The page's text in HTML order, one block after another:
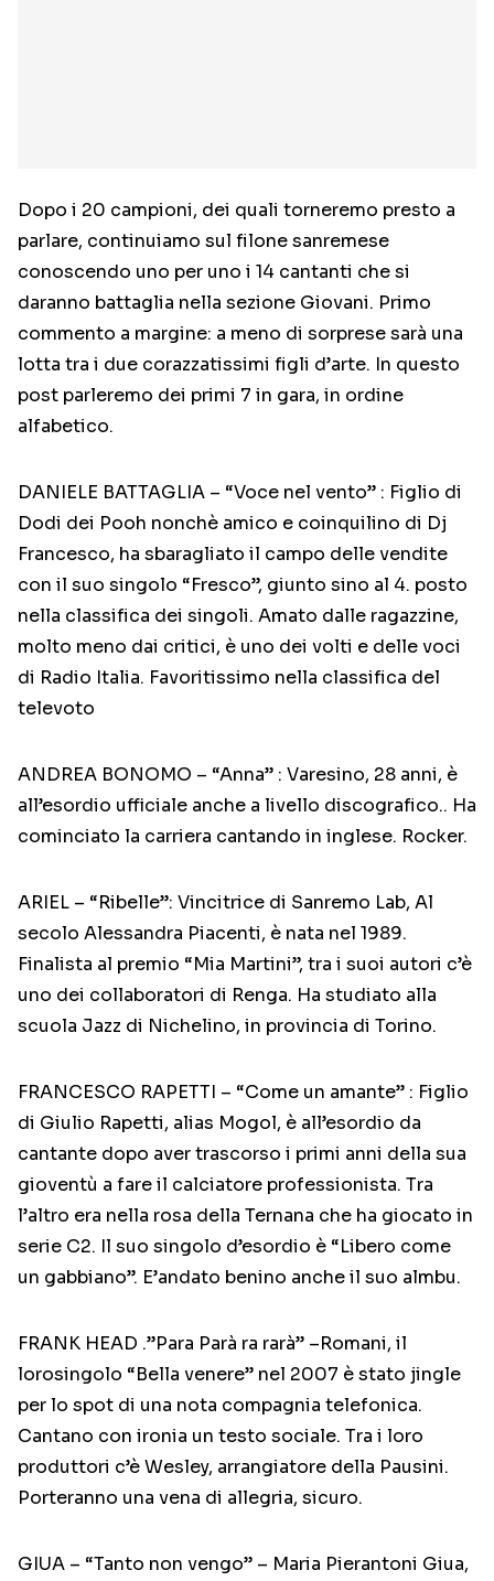
Dopo i 20 campioni, dei quali torneremo presto a
parlare, continuiamo sul filone sanremese
conoscendo uno per uno i 14 cantanti che si
daranno battaglia nella sezione Giovani. Primo
commento a margine: a meno di sorprese sarà una
lotta tra i due corazzatissimi figli d’arte. In questo
post parleremo dei primi 7 in gara, in ordine
alfabetico.
DANIELE BATTAGLIA – “Voce nel vento” : Figlio di
Dodi dei Pooh nonchè amico e coinquilino di Dj
Francesco, ha sbaragliato il campo delle vendite
con il suo singolo “Fresco”, giunto sino al 4. posto
nella classifica dei singoli. Amato dalle ragazzine,
molto meno dai critici, è uno dei volti e delle voci
di Radio Italia. Favoritissimo nella classifica del
televoto
ANDREA BONOMO – “Anna” : Varesino, 28 anni, è
all’esordio ufficiale anche a livello discografico.. Ha
cominciato la carriera cantando in inglese. Rocker.
ARIEL – “Ribelle”: Vincitrice di Sanremo Lab, Al
secolo Alessandra Piacenti, è nata nel 1989.
Finalista al premio “Mia Martini”, tra i suoi autori c’è
uno dei collaboratori di Renga. Ha studiato alla
scuola Jazz di Nichelino, in provincia di Torino.
FRANCESCO RAPETTI – “Come un amante” : Figlio
di Giulio Rapetti, alias Mogol, è all’esordio da
cantante dopo aver trascorso i primi anni della sua
gioventù a fare il calciatore professionista. Tra
l’altro era nella rosa della Ternana che ha giocato in
serie C2. Il suo singolo d’esordio è “Libero come
un gabbiano”. E’andato benino anche il suo almbu.
FRANK HEAD .”Para Parà ra rarà” –Romani, il
lorosingolo “Bella venere” nel 2007 è stato jingle
per lo spot di una nota compagnia telefonica.
Cantano con ironia un testo sociale. Tra i loro
produttori c’è Wesley, arrangiatore della Pausini.
Porteranno una vena di allegria, sicuro.
GIUA – “Tanto non vengo” – Maria Pierantoni Giua,